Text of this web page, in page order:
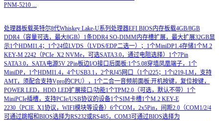
PNM-5210 ...
处理器板载英特尔8代Whiskey Lake-U系列处理器EFI BIOS内存板载4GB/8GB
DDR4（容量可选，最大8GB）1条DDR4 SO-DIMM内存槽扩展，最大扩展32GB显
示1个HDMI1.4；1个24位LVDS（LVDS/EDP二选一）；1个MiniDP1.4存储1个M.2
KEY-M 2242（PCIe_X2 NVMe，可选SATA3.0，通过电阻选择）1个7Pin
SATA3.0，SATA电源5V 2Pin板边I/O接口后面板:1个5.08穿墙凤凰端子，1个
MiniDP，1个HDMI1.4，4个USB3.1，2个RJ45网口（1个i225；1个i219-LM，支持
AMT，须配合支持Vpro的CPU），1个二合一音频前面板:开机按键，复位按键，
POWER LED，HDD LED扩展接口/功能1个TPM2.0（可选，默认不带）1个
MiniPCIe插槽，支持PCIe/USB协议的设备1个SIM卡槽1个M.2 KEY-E
2230（PCIE_X1协议，WIFI模块等设备）6个COM，2x5Pin，间距2.0（COM1/2/4
可通过跳帽和BIOS选择为RS232或RS485，COM3可通过BIOS选择为